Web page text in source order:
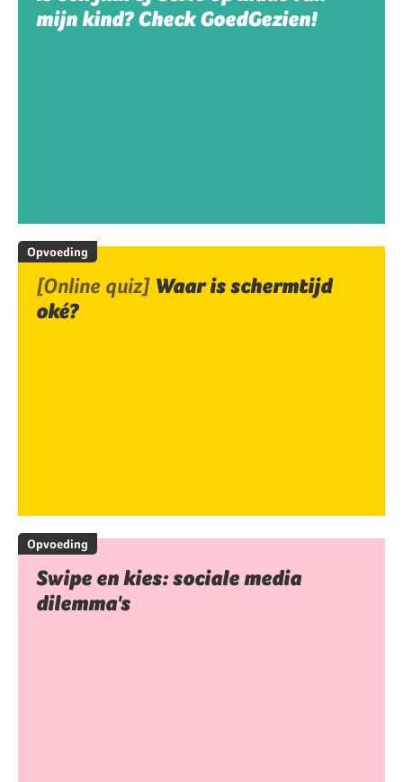
mijn kind? Check GoedGezien!
Opvoeding
[Online quiz] Waar is schermtijd
oké?
Opvoeding
Swipe en kies: sociale media
dilemma's